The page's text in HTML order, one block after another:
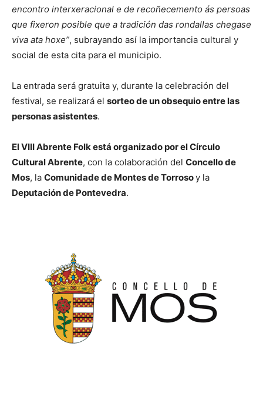
encontro interxeracional e de recoñecemento ás persoas
que fixeron posible que a tradición das rondallas chegase
viva ata hoxe”, subrayando así la importancia cultural y
social de esta cita para el municipio.
La entrada será gratuita y, durante la celebración del
festival, se realizará el sorteo de un obsequio entre las
personas asistentes.
El VIII Abrente Folk está organizado por el Círculo
Cultural Abrente, con la colaboración del Concello de
Mos, la Comunidade de Montes de Torrosoy la
Deputación de Pontevedra.